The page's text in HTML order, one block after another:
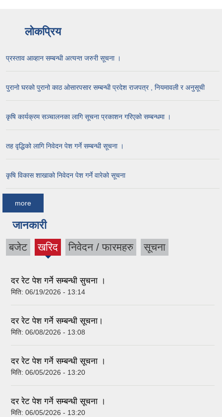
लोकप्रिय
प्रस्ताव आव्हान सम्बन्धी अत्यन्त जरुरी सूचना ।
पुरानो घरको पुरानो काठ ओसारपसार सम्बन्धी प्रदेश राजपत्र , नियमावली र अनुसूची
कृषि कार्यक्रम सञ्चालनका लागि सूचना प्रकाशन गरिएको सम्बन्धमा ।
तह वृद्धिको लागि निवेदन पेश गर्ने सम्बन्धी सूचना ।
कृषि विकास शाखाको निवेदन पेश गर्ने वारेको सूचना
more
जानकारी
बजेट खरिद
(active
निवेदन / फारमहरु सूचना
दर रेट पेश गर्ने सम्बन्धी सुचना ।
मिति: 06/19/2026 - 13:14
दर रेट पेश गर्ने सम्बन्धी सूचना।
मिति: 06/08/2026 - 13:08
दर रेट पेश गर्ने सम्बन्धी सूचना ।
मिति: 06/05/2026 - 13:20
दर रेट पेश गर्ने सम्बन्धी सूचना ।
मिति: 06/05/2026 - 13:20